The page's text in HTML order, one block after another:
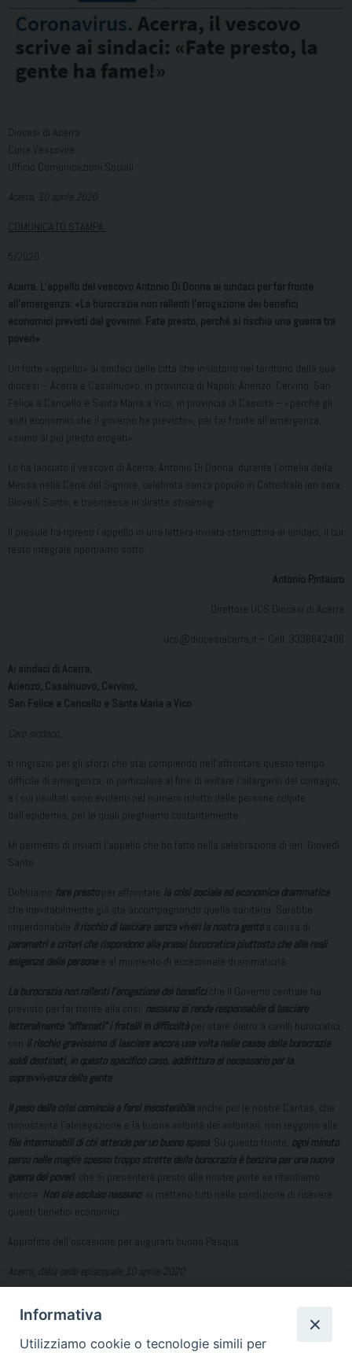
Diocesi di Acerra
Curia Vescovile
Ufficio Comunicazioni Sociali
Acerra, 10 aprile 2020
COMUNICATO STAMPA
5/2020
Acerra. L’appello del vescovo Antonio Di Donna ai sindaci per far fronte
all’emergenza: «La burocrazia non rallenti l’erogazione dei benefici
economici previsti dal governo. Fate presto, perché si rischia una guerra tra
poveri»
Un forte «appello» ai sindaci delle città che insistono nel territorio della sua
diocesi – Acerra e Casalnuovo, in provincia di Napoli; Arienzo, Cervino, San
Felice a Cancello e Santa Maria a Vico, in provincia di Caserta – «perché gli
aiuti economici che il governo ha previsto», per far fronte all’emergenza,
«siano al più presto erogati».
Lo ha lanciato il vescovo di Acerra, Antonio Di Donna, durante l’omelia della
Messa nella Cena del Signore, celebrata senza popolo in Cattedrale ieri sera,
Giovedì Santo, e trasmessa in diretta streaming.
Il presule ha ripreso l’appello in una lettera inviata stamattina ai sindaci, il cui
testo integrale riportiamo sotto.
Antonio Pintauro
Direttore UCS Diocesi di Acerra
ucs@diocesiacerra.it – Cell. 3336642406
Ai sindaci di Acerra,
Arienzo, Casalnuovo, Cervino,
San Felice a Cancello e Santa Maria a Vico
Caro sindaco ,
ti ringrazio per gli sforzi che stai compiendo nell’affrontare questo tempo
difficile di emergenza, in particolare al fine di evitare l’allargarsi del contagio,
e i cui risultati sono evidenti nel numero ridotto delle persone colpite
dall’epidemia, per le quali preghiamo costantemente.
Mi permetto di inviarti l’appello che ho fatto nella celebrazione di ieri, Giovedì
Santo.
Dobbiamo fare presto per affrontare la crisi sociale ed economica drammatica
che inevitabilmente già sta accompagnando quella sanitaria. Sarebbe
imperdonabile il rischio di lasciare senza viveri la nostra gentea causa di
parametri e criteri che rispondono alla prassi burocratica piuttosto che alle reali
esigenze delle personee al momento di eccezionale drammaticità.
La burocrazia non rallenti l’erogazione dei beneficiche il Governo centrale ha
previsto per far fronte alla crisi: nessuno si renda responsabile di lasciare
letteralmente “affamati” i fratelli in difficoltàper stare dietro a cavilli burocratici,
con il rischio gravissimo di lasciare ancora una volta nelle casse della burocrazia
soldi destinati, in questo specifico caso, addirittura al necessario per la
sopravvivenza della gente.
Il peso della crisi comincia a farsi insostenibileanche per le nostre Caritas, che
nonostante l’abnegazione e la buona volontà dei volontari, non reggono alle
file interminabili di chi attende per un buono spesa. Su questo fronte, ogni minuto
perso nelle maglie spesso troppo strette della burocrazia è benzina per una nuova
guerra dei poveri, che si presenterà presto alle nostre porte se ritardiamo
ancora. Non sia escluso nessuno: si mettano tutti nella condizione di ricevere
questi benefici economici.
Approfitto dell’occasione per augurarti buona Pasqua.
Acerra, dalla sede episcopale,10 aprile 2020
Vescovo di Acerra
Informativa
Utilizziamo cookie o tecnologie simili per